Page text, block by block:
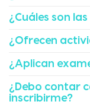
¿Cuáles son
¿Ofrecen
¿Aplican
¿Debo contar
inscribirme?